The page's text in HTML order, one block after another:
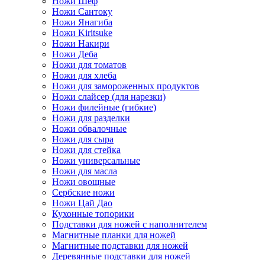
Ножи Сантоку
Ножи Янагиба
Ножи Kiritsuke
Ножи Накири
Ножи Деба
Ножи для томатов
Ножи для хлеба
Ножи для замороженных продуктов
Ножи слайсер (для нарезки)
Ножи филейные (гибкие)
Ножи для разделки
Ножи обвалочные
Ножи для сыра
Ножи для стейка
Ножи универсальные
Ножи для масла
Ножи овощные
Сербские ножи
Ножи Цай Дао
Кухонные топорики
Подставки для ножей с наполнителем
Магнитные планки для ножей
Магнитные подставки для ножей
Деревянные подставки для ножей